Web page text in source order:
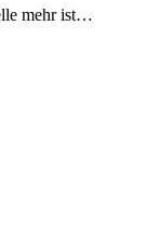
mehr ist…